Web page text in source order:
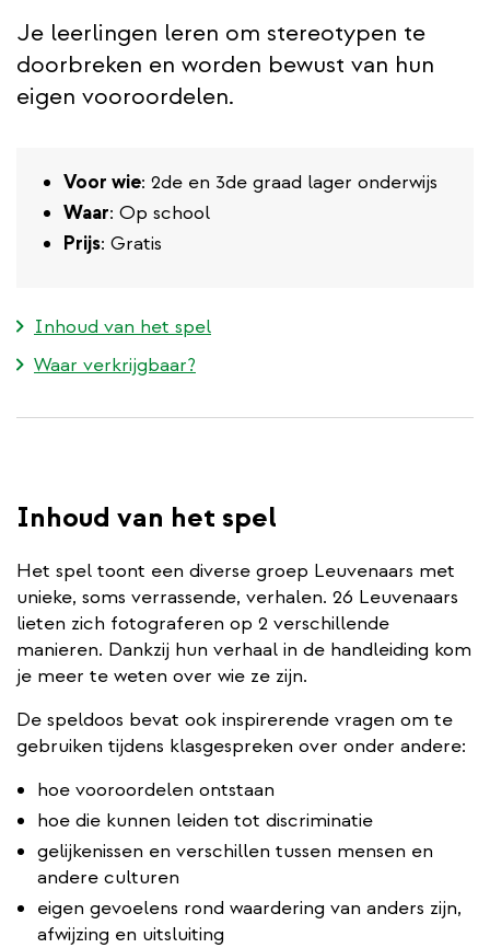
Je leerlingen leren om stereotypen te
doorbreken en worden bewust van hun
eigen vooroordelen.
Voor wie: 2de en 3de graad lager onderwijs
Waar: Op school
Prijs: Gratis
Inhoud van het spel
Waar verkrijgbaar?
Inhoud van het spel
Het spel toont een diverse groep Leuvenaars met
unieke, soms verrassende, verhalen. 26 Leuvenaars
lieten zich fotograferen op 2 verschillende
manieren. Dankzij hun verhaal in de handleiding kom
je meer te weten over wie ze zijn.
De speldoos bevat ook inspirerende vragen om te
gebruiken tijdens klasgespreken over onder andere:
hoe vooroordelen ontstaan
hoe die kunnen leiden tot discriminatie
gelijkenissen en verschillen tussen mensen en
andere culturen
eigen gevoelens rond waardering van anders zijn,
afwijzing en uitsluiting